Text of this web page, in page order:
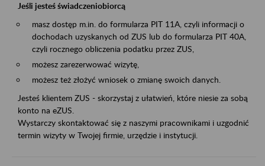
Jeśli jesteś świadczeniobiorcą
masz dostęp m.in. do formularza PIT 11A, czyli informacji o
dochodach uzyskanych od ZUS lub do formularza PIT 40A,
czyli rocznego obliczenia podatku przez ZUS,
możesz zarezerwować wizytę,
możesz też złożyć wniosek o zmianę swoich danych.
Jesteś klientem ZUS - skorzystaj z ułatwień, które niesie za sobą
konto na eZUS.
Wystarczy skontaktować się z naszymi pracownikami i uzgodnić
termin wizyty w Twojej firmie, urzędzie i instytucji.